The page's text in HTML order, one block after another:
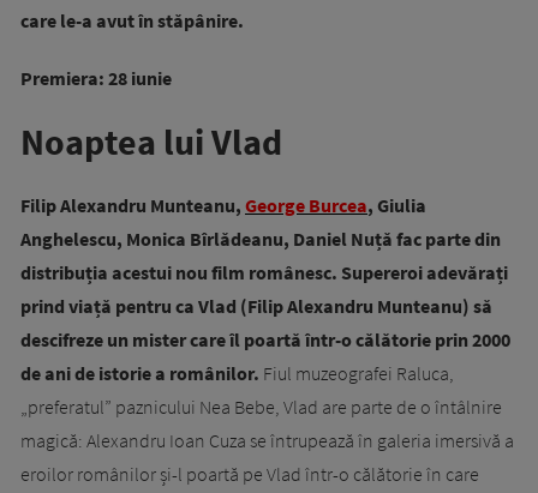
care le-a avut în stăpânire.
Premiera: 28 iunie
Noaptea lui Vlad
Filip Alexandru Munteanu, George Burcea, Giulia
Anghelescu, Monica Bîrlădeanu, Daniel Nuță fac parte din
distribuția acestui nou film românesc. Supereroi adevărați
prind viață pentru ca Vlad (Filip Alexandru Munteanu) să
descifreze un mister care îl poartă într-o călătorie prin 2000
de ani de istorie a românilor. Fiul muzeografei Raluca,
„preferatul” paznicului Nea Bebe, Vlad are parte de o întâlnire
magică: Alexandru Ioan Cuza se întrupează în galeria imersivă a
eroilor românilor și-l poartă pe Vlad într-o călătorie în care